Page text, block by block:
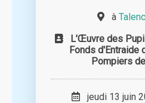
à
L’Œuvre des
Fonds d'Entraide
Pompiers
jeudi 13 juin